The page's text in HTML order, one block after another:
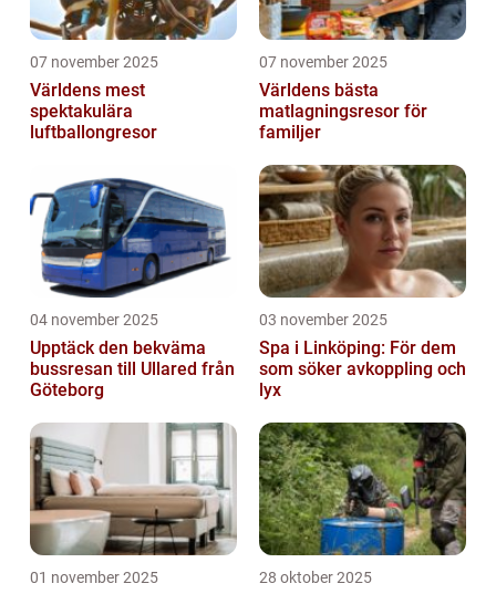
07 november 2025
Världens mest
spektakulära
luftballongresor
07 november 2025
Världens bästa
matlagningsresor för
familjer
04 november 2025
Upptäck den bekväma
bussresan till Ullared från
Göteborg
03 november 2025
Spa i Linköping: För dem
som söker avkoppling och
lyx
01 november 2025 28 oktober 2025